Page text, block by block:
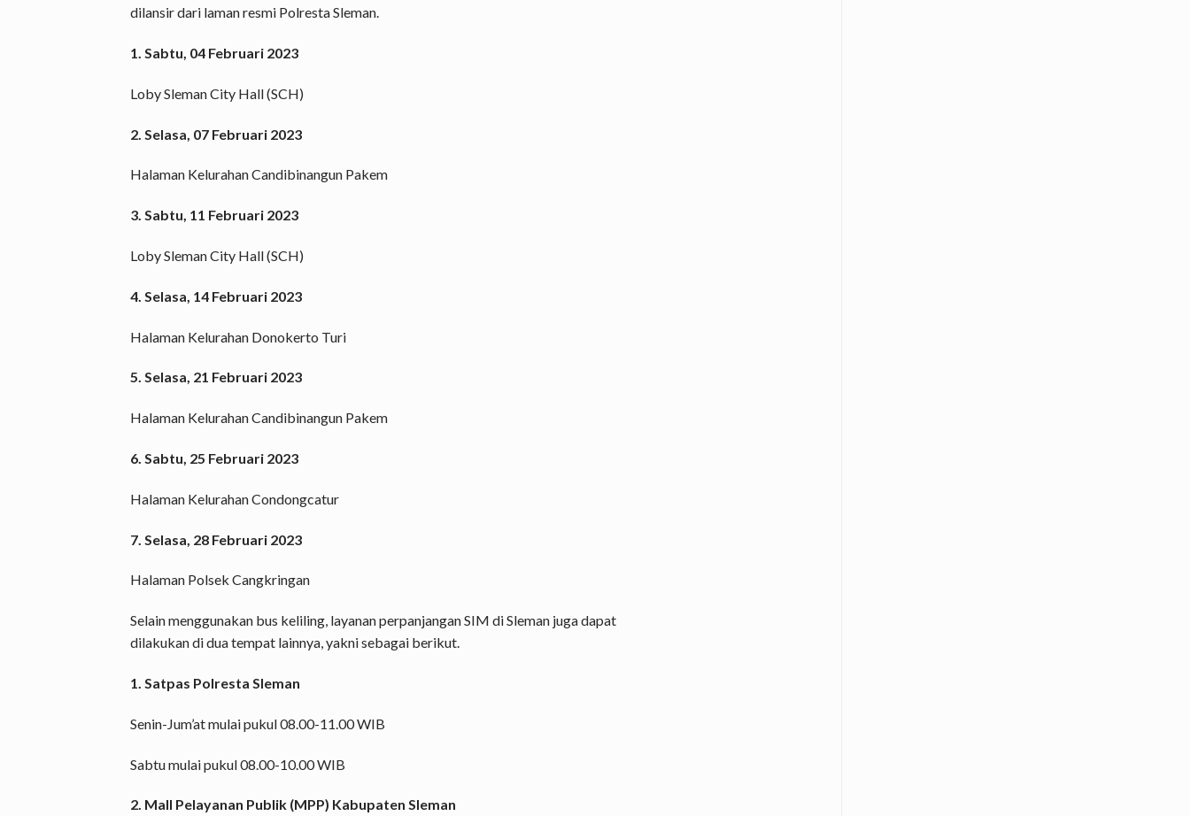
dilansir dari laman resmi Polresta Sleman.
1. Sabtu, 04 Februari 2023
Loby Sleman City Hall (SCH)
2. Selasa, 07 Februari 2023
Halaman Kelurahan Candibinangun Pakem
3. Sabtu, 11 Februari 2023
Loby Sleman City Hall (SCH)
4. Selasa, 14 Februari 2023
Halaman Kelurahan Donokerto Turi
5. Selasa, 21 Februari 2023
Halaman Kelurahan Candibinangun Pakem
6. Sabtu, 25 Februari 2023
Halaman Kelurahan Condongcatur
7. Selasa, 28 Februari 2023
Halaman Polsek Cangkringan
Selain menggunakan bus keliling, layanan perpanjangan SIM di Sleman juga dapat
dilakukan di dua tempat lainnya, yakni sebagai berikut.
1. Satpas Polresta Sleman
Senin-Jum’at mulai pukul 08.00-11.00 WIB
Sabtu mulai pukul 08.00-10.00 WIB
2. Mall Pelayanan Publik (MPP) Kabupaten Sleman